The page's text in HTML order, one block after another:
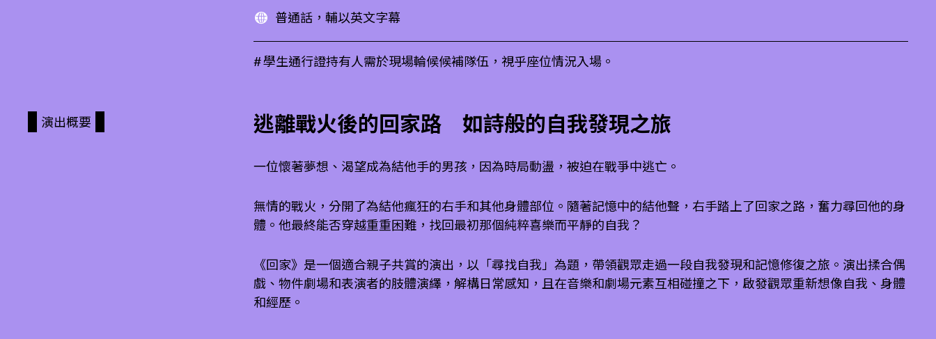
普通話，輔以英文字幕
# 學生通行證持有人需於現場輪候候補隊伍，視乎座位情況入場。
演出概要 逃離戰火後的回家路 如詩般的自我發現之旅
一位懷著夢想、渴望成為結他手的男孩，因為時局動盪，被迫在戰爭中逃亡。
無情的戰火，分開了為結他瘋狂的右手和其他身體部位。隨著記憶中的結他聲，右手踏上了回家之路，奮力尋回他的身
體。他最終能否穿越重重困難，找回最初那個純粹喜樂而平靜的自我？
《回家》是一個適合親子共賞的演出，以「尋找自我」為題，帶領觀眾走過一段自我發現和記憶修復之旅。演出揉合偶
戲、物件劇場和表演者的肢體演繹，解構日常感知，且在音樂和劇場元素互相碰撞之下，啟發觀眾重新想像自我、身體
和經歷。